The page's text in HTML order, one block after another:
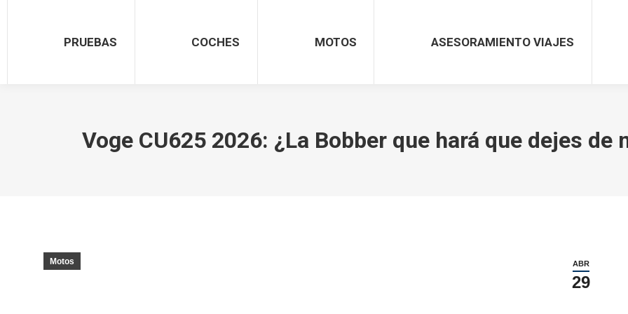
PRUEBAS COCHES MOTOS ASESORAMIENTO VIAJES
Voge CU625 2026: ¿La Bobber que hará que dejes de
ABR
29
Motos